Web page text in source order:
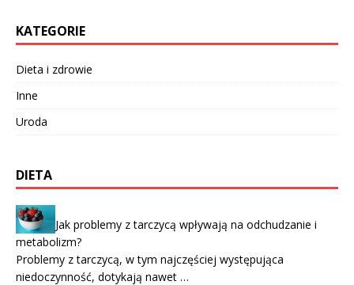
KATEGORIE
Dieta i zdrowie
Inne
Uroda
DIETA
Jak problemy z tarczycą wpływają na odchudzanie i
metabolizm?
Problemy z tarczycą, w tym najczęściej występująca
niedoczynność, dotykają nawet …